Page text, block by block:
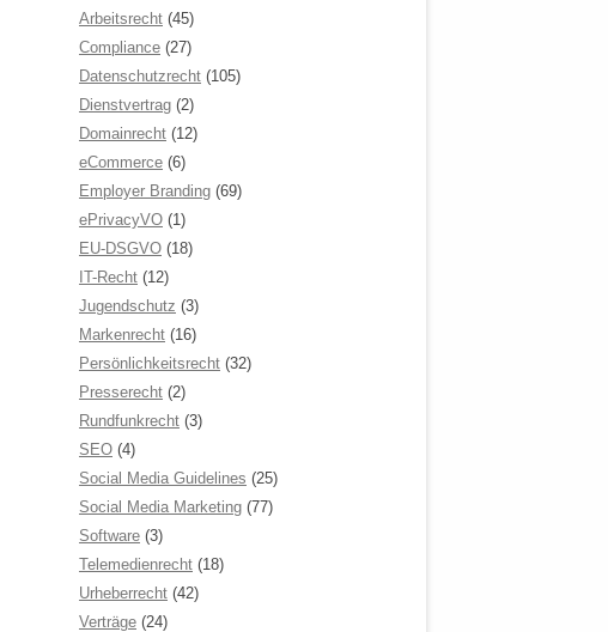
Arbeitsrecht (45)
Compliance (27)
Datenschutzrecht (105)
Dienstvertrag (2)
Domainrecht (12)
eCommerce (6)
Employer Branding (69)
ePrivacyVO (1)
EU-DSGVO (18)
IT-Recht (12)
Jugendschutz (3)
Markenrecht (16)
Persönlichkeitsrecht (32)
Presserecht (2)
Rundfunkrecht (3)
SEO (4)
Social Media Guidelines (25)
Social Media Marketing (77)
Software (3)
Telemedienrecht (18)
Urheberrecht (42)
Verträge (24)